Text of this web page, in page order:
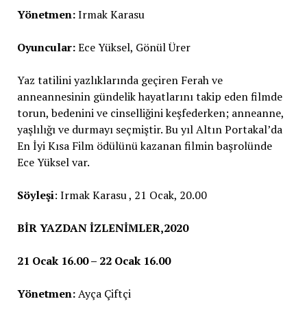
Yönetmen:Irmak Karasu
Oyuncular:Ece Yüksel, Gönül Ürer
Yaz tatilini yazlıklarında geçiren Ferah ve
anneannesinin gündelik hayatlarını takip eden filmde
torun, bedenini ve cinselliğini keşfederken; anneanne,
yaşlılığı ve durmayı seçmiştir. Bu yıl Altın Portakal’da
En İyi Kısa Film ödülünü kazanan filmin başrolünde
Ece Yüksel var.
Söyleşi: Irmak Karasu , 21 Ocak, 20.00
BİR YAZDAN İZLENİMLER,2020
21 Ocak 16.00 – 22 Ocak 16.00
Yönetmen:Ayça Çiftçi